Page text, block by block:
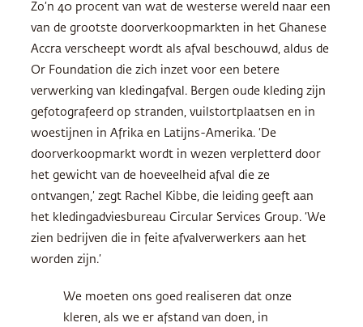
Zo’n 40 procent van wat de westerse wereld naar een
van de grootste doorverkoopmarkten in het Ghanese
Accra verscheept wordt als afval beschouwd, aldus de
Or Foundation die zich inzet voor een betere
verwerking van kledingafval. Bergen oude kleding zijn
gefotografeerd op stranden, vuilstortplaatsen en in
woestijnen in Afrika en Latijns-Amerika. ‘De
doorverkoopmarkt wordt in wezen verpletterd door
het gewicht van de hoeveelheid afval die ze
ontvangen,’ zegt Rachel Kibbe, die leiding geeft aan
het kledingadviesbureau Circular Services Group. ‘We
zien bedrijven die in feite afvalverwerkers aan het
worden zijn.’
We moeten ons goed realiseren dat onze
kleren, als we er afstand van doen, in